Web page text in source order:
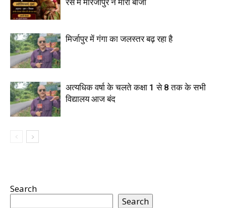
रेस में मीरजापुर ने मारी बाजी
मिर्जापुर में गंगा का जलस्तर बढ़ रहा है
अत्यधिक वर्षा के चलते कक्षा 1 से 8 तक के सभी
विद्यालय आज बंद
Search
Search